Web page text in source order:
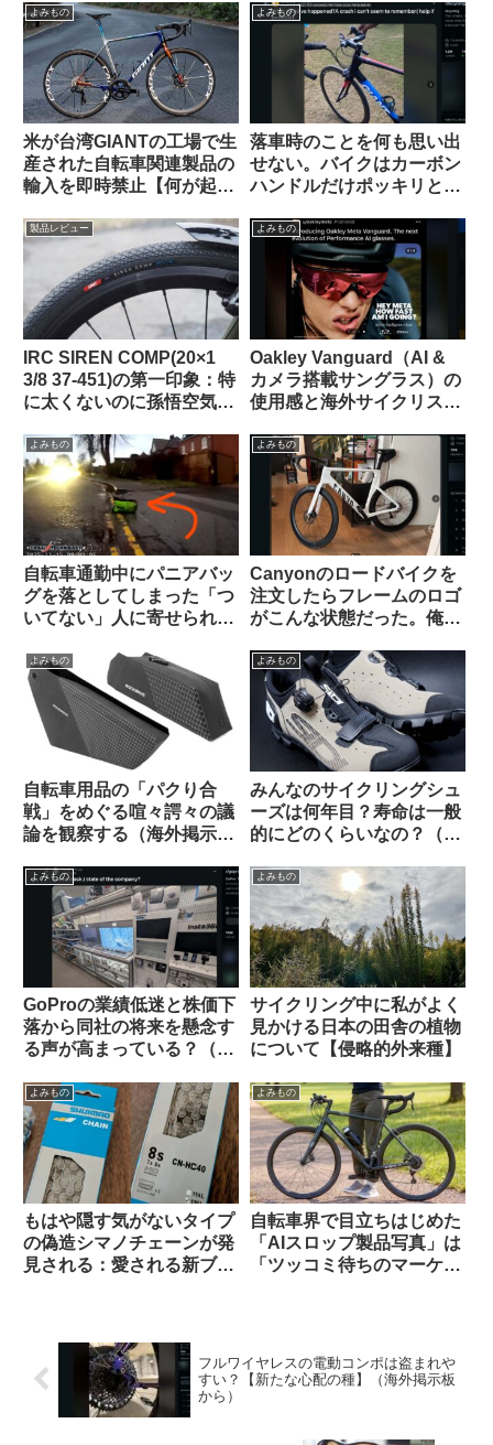
よみもの
米が台湾GIANTの工場で生
産された自転車関連製品の
輸入を即時禁止【何が起こ
よみもの
落車時のことを何も思い出
せない。バイクはカーボン
ハンドルだけポッキリと。
う？（海外掲示板から）
製品レビュー
IRC SIREN COMP(20×1
3/8 37-451)の第一印象：特
に太くないのに孫悟空気分
（ガチ競技用の高級タイ
ヤ）【Tern Crest カスタマ
イズ】
よみもの
Oakley Vanguard（AI &
カメラ搭載サングラス）の
使用感と海外サイクリスト
よみもの
自転車通勤中にパニアバッ
グを落としてしまった「つ
いてない」人に寄せられた
人間万事塞翁が馬
よみもの
Canyonのロードバイクを
注文したらフレームのロゴ
がこんな状態だった。俺は
示板から）
よみもの
自転車用品の「パクり合
戦」をめぐる喧々諤々の議
論を観察する（海外掲示板
よみもの
みんなのサイクリングシュ
ーズは何年目？寿命は一般
的にどのくらいなの？（海
よみもの
GoProの業績低迷と株価下
落から同社の将来を懸念す
る声が高まっている？（海
よみもの
サイクリング中に私がよく
見かける日本の田舎の植物
について【侵略的外来種】
よみもの
もはや隠す気がないタイプ
の偽造シマノチェーンが発
見される：愛される新ブラ
よみもの
自転車界で目立ちはじめた
「AIスロップ製品写真」は
「ツッコミ待ちのマーケテ
フルワイヤレスの電動コンポは盗まれや
すい？【新たな心配の種】（海外掲示板
から）